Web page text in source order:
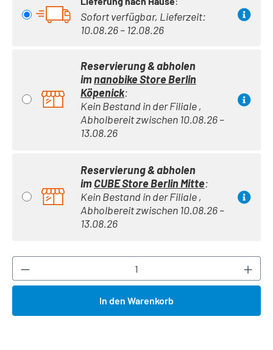
Sofort verfügbar, Lieferzeit:
10.08.26 – 12.08.26
Reservierung & abholen
imnanobike Store Berlin
Köpenick:
Kein Bestand in der Filiale ,
Abholbereit zwischen 10.08.26 –
13.08.26
Reservierung & abholen
imCUBE Store Berlin Mitte:
Kein Bestand in der Filiale ,
Abholbereit zwischen 10.08.26 –
13.08.26
Produkt Anzahl: Gib den gewünschten
In den Warenkorb